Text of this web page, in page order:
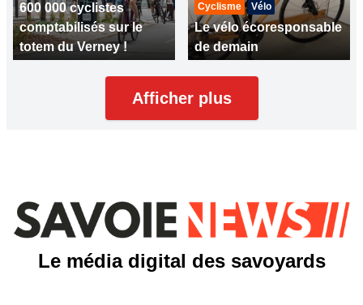
600 000 cyclistes
comptabilisés sur le
totem du Verney !
Cyclisme
Vélo
Le vélo écoresponsable
de demain
Afficher plus
Le média digital des savoyards